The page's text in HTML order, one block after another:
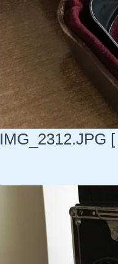
IMG_2312.JPG